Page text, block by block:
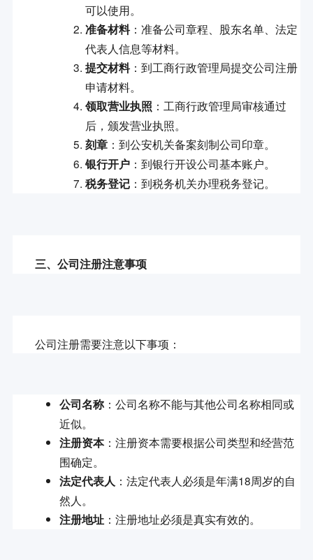
可以使用。
准备材料：准备公司章程、股东名单、法定
代表人信息等材料。
提交材料：到工商行政管理局提交公司注册
申请材料。
领取营业执照 ：工商行政管理局审核通过
后，颁发营业执照。
刻章 ：到公安机关备案刻制公司印章。
银行开户 ：到银行开设公司基本账户。
税务登记 ：到税务机关办理税务登记。
三、公司注册注意事项
公司名称 ：公司名称不能与其他公司名称相同或
近似。
注册资本：注册资本需要根据公司类型和经营范
围确定。
法定代表人 ：法定代表人必须是年满18周岁的自
然人。
注册地址 ：注册地址必须是真实有效的。